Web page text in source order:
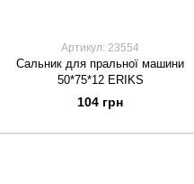
Артикул: 23554
Сальник для пральної машини
50*75*12 ERIKS
104 грн